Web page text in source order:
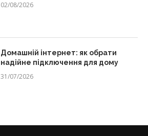
02/08/2026
Домашній інтернет: як обрати
надійне підключення для дому
31/07/2026